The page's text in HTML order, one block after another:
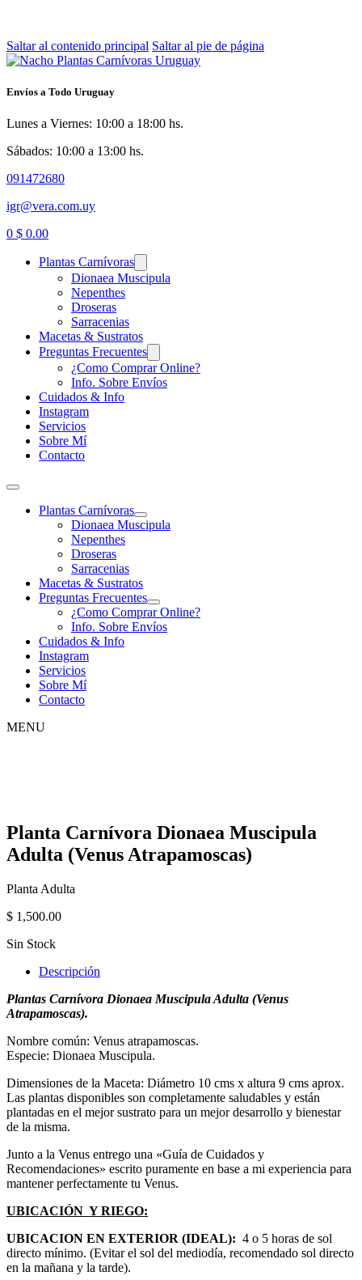
Saltar al contenido principal Saltar al pie de página
Envíos a Todo Uruguay
Lunes a Viernes: 10:00 a 18:00 hs.
Sábados: 10:00 a 13:00 hs.
091472680
igr@vera.com.uy
0 $ 0.00
Plantas Carnívoras
Dionaea Muscipula
Nepenthes
Droseras
Sarracenias
Macetas & Sustratos
Preguntas Frecuentes
¿Como Comprar Online?
Info. Sobre Envíos
Cuidados & Info
Instagram
Servicios
Sobre Mí
Contacto
Plantas Carnívoras
Dionaea Muscipula
Nepenthes
Droseras
Sarracenias
Macetas & Sustratos
Preguntas Frecuentes
¿Como Comprar Online?
Info. Sobre Envíos
Cuidados & Info
Instagram
Servicios
Sobre Mí
Contacto
MENU
Planta Carnívora Dionaea Muscipula
Adulta (Venus Atrapamoscas)
Planta Adulta
$ 1,500.00
Sin Stock
Descripción
Plantas Carnívora Dionaea Muscipula Adulta (Venus
Atrapamoscas).
Nombre común: Venus atrapamoscas.
Especie: Dionaea Muscipula.
Dimensiones de la Maceta: Diámetro 10 cms x altura 9 cms aprox.
Las plantas disponibles son completamente saludables y están
plantadas en el mejor sustrato para un mejor desarrollo y bienestar
de la misma.
Junto a la Venus entrego una «Guía de Cuidados y
Recomendaciones» escrito puramente en base a mi experiencia para
mantener perfectamente tu Venus.
UBICACIÓN Y RIEGO:
UBICACION EN EXTERIOR (IDEAL): 4 o 5 horas de sol
directo mínimo. (Evitar el sol del mediodía, recomendado sol directo
en la mañana y la tarde).